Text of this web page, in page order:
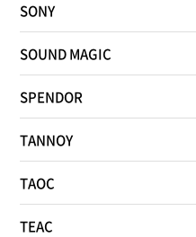
SONY
SOUND MAGIC
SPENDOR
TANNOY
TAOC
TEAC